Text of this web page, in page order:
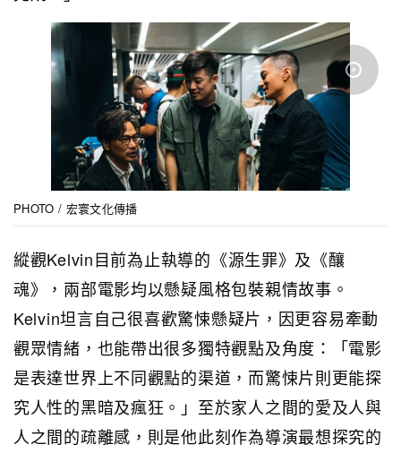
PHOTO / 宏寰文化傳播
縱觀Kelvin目前為止執導的《源生罪》及《釀
魂》，兩部電影均以懸疑風格包裝親情故事。
Kelvin坦言自己很喜歡驚悚懸疑片，因更容易牽動
觀眾情緒，也能帶出很多獨特觀點及角度：
「電影
是表達世界上不同觀點的渠道，而驚悚片則更能探
究人性的黑暗及瘋狂。」至於家人之間的愛及人與
人之間的疏離感，則是他此刻作為導演最想探究的